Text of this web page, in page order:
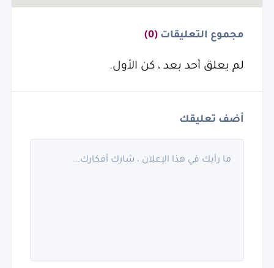
مجموع التعليقات (0)
لم يعلق أحد بعد ، كن الأول.
أضف تعليقك